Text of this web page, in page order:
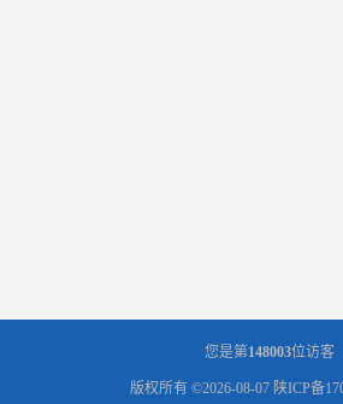
您是第148003位访客
版权所有 ©2026-08-07 陕ICP备